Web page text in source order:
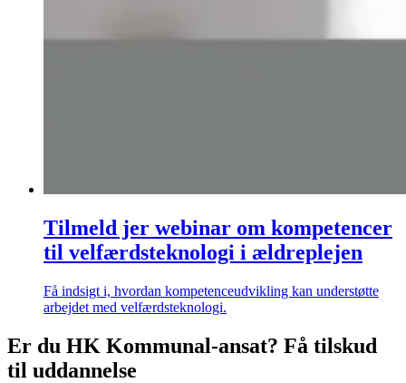
Tilmeld jer webinar om kompetencer
til velfærdsteknologi i ældreplejen
Få indsigt i, hvordan kompetenceudvikling kan understøtte
arbejdet med velfærdsteknologi.
Er du HK Kommunal-ansat? Få tilskud
til uddannelse